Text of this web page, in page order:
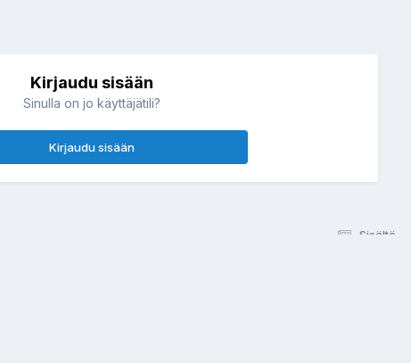
Kirjaudu sisään
Sinulla on jo käyttäjätili?
Kirjaudu sisään
Sisältö